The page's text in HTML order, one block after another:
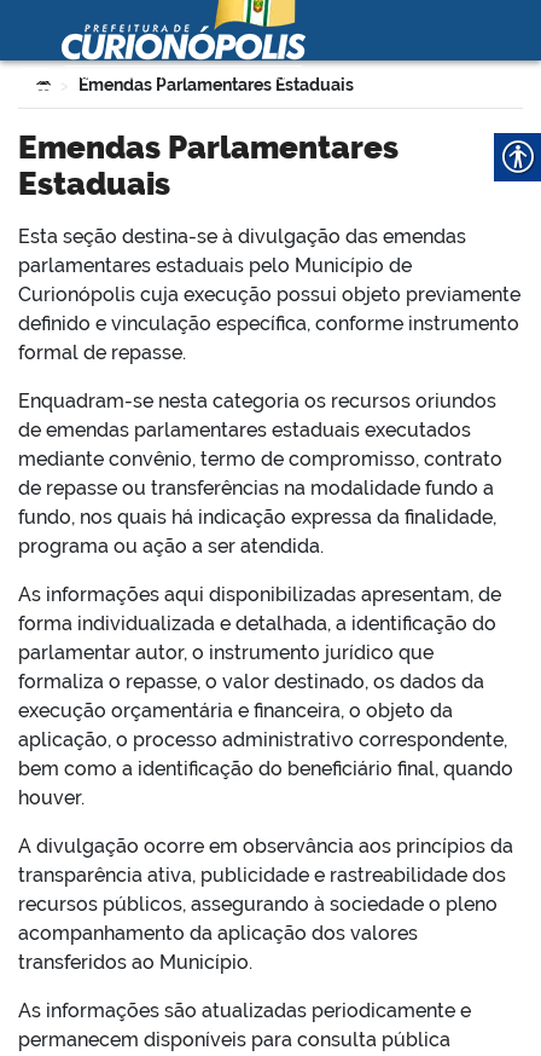
Ir para o conteúdo
Prefeitura Municipal de
Curionópolis
portal
portal
Você está aqui:
> Emendas Parlamentares Estaduais
Emendas Parlamentares
Estaduais
Esta seção destina-se à divulgação das emendas
parlamentares estaduais pelo Município de
Curionópolis cuja execução possui objeto previamente
definido e vinculação específica, conforme instrumento
formal de repasse.
Enquadram-se nesta categoria os recursos oriundos
de emendas parlamentares estaduais executados
mediante convênio, termo de compromisso, contrato
de repasse ou transferências na modalidade fundo a
fundo, nos quais há indicação expressa da finalidade,
programa ou ação a ser atendida.
As informações aqui disponibilizadas apresentam, de
forma individualizada e detalhada, a identificação do
parlamentar autor, o instrumento jurídico que
formaliza o repasse, o valor destinado, os dados da
execução orçamentária e financeira, o objeto da
aplicação, o processo administrativo correspondente,
bem como a identificação do beneficiário final, quando
houver.
A divulgação ocorre em observância aos princípios da
transparência ativa, publicidade e rastreabilidade dos
recursos públicos, assegurando à sociedade o pleno
acompanhamento da aplicação dos valores
transferidos ao Município.
As informações são atualizadas periodicamente e
permanecem disponíveis para consulta pública